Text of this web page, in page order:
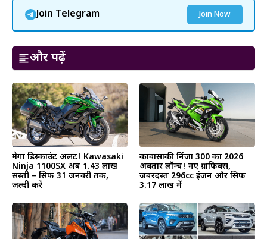
Join Telegram Join Now
और पढ़ें
मेगा डिस्काउंट अलर्ट! Kawasaki
Ninja 1100SX अब ₹1.43 लाख
सस्ती – सिर्फ 31 जनवरी तक,
जल्दी करें
कावासाकी निंजा 300 का 2026
अवतार लॉन्च! नए ग्राफिक्स,
जबरदस्त 296cc इंजन और सिर्फ
₹3.17 लाख में